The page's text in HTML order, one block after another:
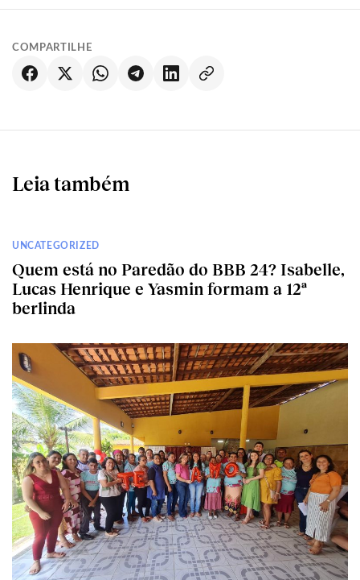
COMPARTILHE
Leia também
UNCATEGORIZED
Quem está no Paredão do BBB 24? Isabelle,
Lucas Henrique e Yasmin formam a 12ª
berlinda